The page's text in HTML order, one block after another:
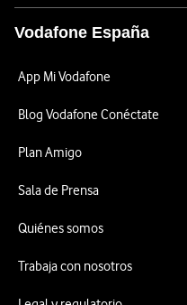
Vodafone España
App Mi Vodafone
Blog Vodafone Conéctate
Plan Amigo
Sala de Prensa
Quiénes somos
Trabaja con nosotros